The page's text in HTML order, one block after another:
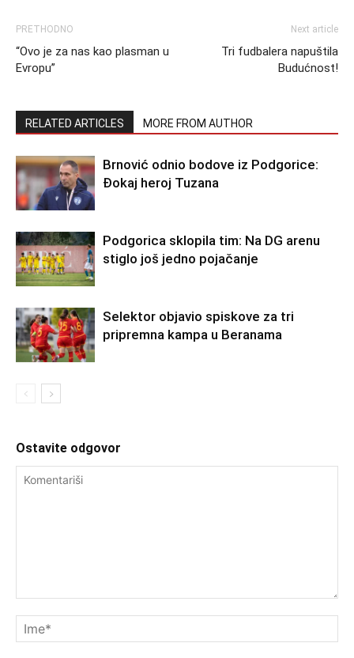
PRETHODNO
“Ovo je za nas kao plasman u
Evropu”
Next article
Tri fudbalera napuštila
Budućnost!
RELATED ARTICLES MORE FROM AUTHOR
Brnović odnio bodove iz Podgorice:
Đokaj heroj Tuzana
Podgorica sklopila tim: Na DG arenu
stiglo još jedno pojačanje
Selektor objavio spiskove za tri
pripremna kampa u Beranama
Ostavite odgovor